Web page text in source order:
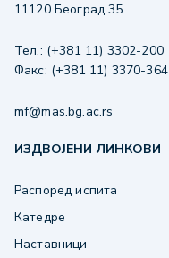
11120 Београд 35
Тел.: (+381 11) 3302-200
Факс: (+381 11) 3370-364
mf@mas.bg.ac.rs
ИЗДВОЈЕНИ ЛИНКОВИ
Распоред испита
Катедре
Наставници